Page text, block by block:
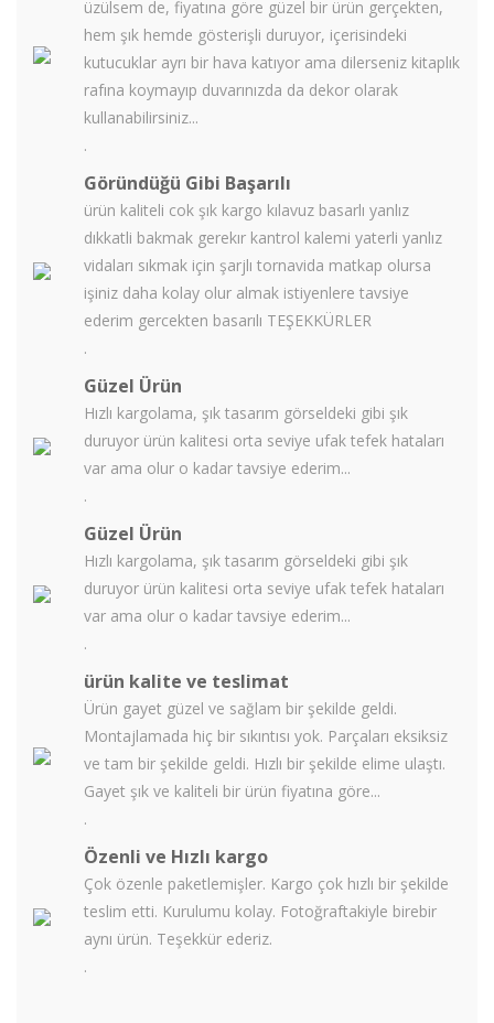
üzülsem de, fiyatına göre güzel bir ürün gerçekten,
hem şık hemde gösterişli duruyor, içerisindeki
kutucuklar ayrı bir hava katıyor ama dilerseniz kitaplık
rafına koymayıp duvarınızda da dekor olarak
kullanabilirsiniz...
.
Göründüğü Gibi Başarılı
ürün kaliteli cok şık kargo kılavuz basarlı yanlız
dıkkatli bakmak gerekır kantrol kalemi yaterli yanlız
vidaları sıkmak için şarjlı tornavida matkap olursa
işiniz daha kolay olur almak istiyenlere tavsiye
ederim gercekten basarılı TEŞEKKÜRLER
.
Güzel Ürün
Hızlı kargolama, şık tasarım görseldeki gibi şık
duruyor ürün kalitesi orta seviye ufak tefek hataları
var ama olur o kadar tavsiye ederim...
.
Güzel Ürün
Hızlı kargolama, şık tasarım görseldeki gibi şık
duruyor ürün kalitesi orta seviye ufak tefek hataları
var ama olur o kadar tavsiye ederim...
.
ürün kalite ve teslimat
Ürün gayet güzel ve sağlam bir şekilde geldi.
Montajlamada hiç bir sıkıntısı yok. Parçaları eksiksiz
ve tam bir şekilde geldi. Hızlı bir şekilde elime ulaştı.
Gayet şık ve kaliteli bir ürün fiyatına göre...
.
Özenli ve Hızlı kargo
Çok özenle paketlemişler. Kargo çok hızlı bir şekilde
teslim etti. Kurulumu kolay. Fotoğraftakiyle birebir
aynı ürün. Teşekkür ederiz.
.